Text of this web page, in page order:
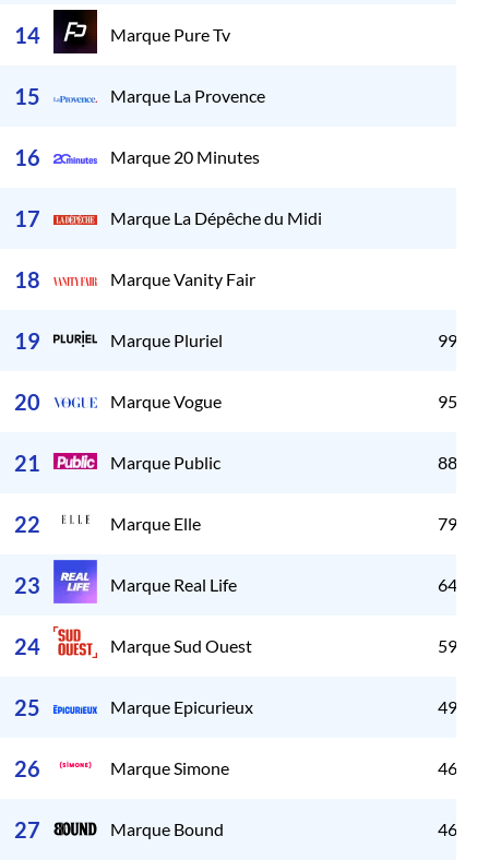
14 Marque Pure Tv
15 Marque La Provence
16 Marque 20 Minutes
17 Marque La Dépêche du Midi
18 Marque Vanity Fair
19 Marque Pluriel 99
20 Marque Vogue 95
21 Marque Public 88
22 Marque Elle 79
23 Marque Real Life 64
24 Marque Sud Ouest 59
25 Marque Epicurieux 49
26 Marque Simone 46
27 Marque Bound 46